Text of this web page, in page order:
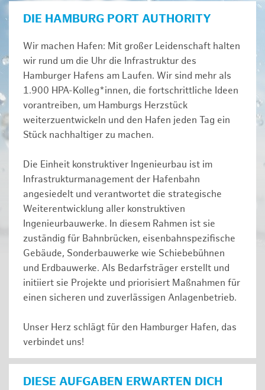
DIE HAMBURG PORT AUTHORITY
Wir machen Hafen: Mit großer Leidenschaft halten
wir rund um die Uhr die Infrastruktur des
Hamburger Hafens am Laufen. Wir sind mehr als
1.900 HPA-Kolleg*innen, die fortschrittliche Ideen
vorantreiben, um Hamburgs Herzstück
weiterzuentwickeln und den Hafen jeden Tag ein
Stück nachhaltiger zu machen.
Die Einheit konstruktiver Ingenieurbau ist im
Infrastrukturmanagement der Hafenbahn
angesiedelt und verantwortet die strategische
Weiterentwicklung aller konstruktiven
Ingenieurbauwerke. In diesem Rahmen ist sie
zuständig für Bahnbrücken, eisenbahnspezifische
Gebäude, Sonderbauwerke wie Schiebebühnen
und Erdbauwerke. Als Bedarfsträger erstellt und
initiiert sie Projekte und priorisiert Maßnahmen für
einen sicheren und zuverlässigen Anlagenbetrieb.
Unser Herz schlägt für den Hamburger Hafen, das
verbindet uns!
DIESE AUFGABEN ERWARTEN DICH